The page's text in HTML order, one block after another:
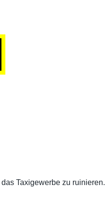
Taxigewerbe zu ruinieren.